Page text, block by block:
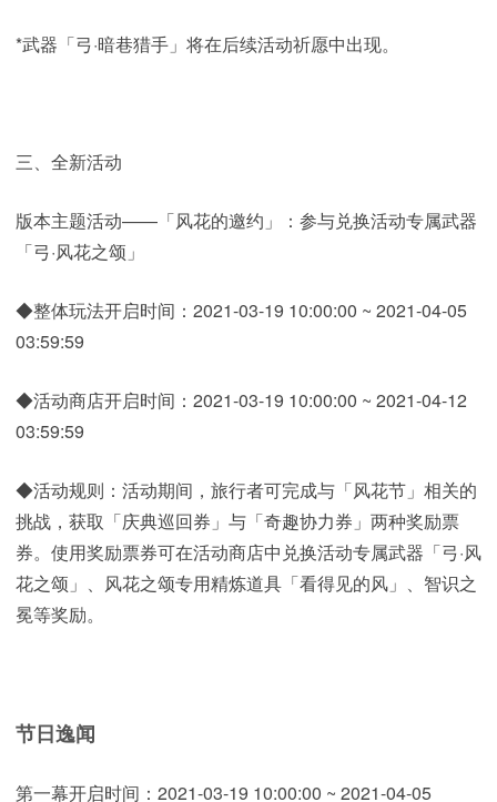
*武器「弓·暗巷猎手」将在后续活动祈愿中出现。
三、全新活动
版本主题活动——「风花的邀约」：参与兑换活动专属武器
「弓·风花之颂」
◆整体玩法开启时间：2021-03-19 10:00:00 ~ 2021-04-05
03:59:59
◆活动商店开启时间：2021-03-19 10:00:00 ~ 2021-04-12
03:59:59
◆活动规则：活动期间，旅行者可完成与「风花节」相关的
挑战，获取「庆典巡回券」与「奇趣协力券」两种奖励票
券。使用奖励票券可在活动商店中兑换活动专属武器「弓·风
花之颂」、风花之颂专用精炼道具「看得见的风」、智识之
冕等奖励。
节日逸闻
第一幕开启时间：2021-03-19 10:00:00 ~ 2021-04-05